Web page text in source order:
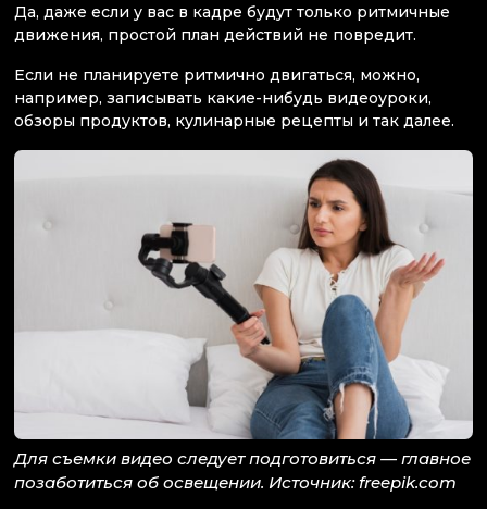
Да, даже если у вас в кадре будут только ритмичные
движения, простой план действий не повредит.
Если не планируете ритмично двигаться, можно,
например, записывать какие-нибудь видеоуроки,
обзоры продуктов, кулинарные рецепты и так далее.
Для съемки видео следует подготовиться — главное
позаботиться об освещении. Источник: freepik.com